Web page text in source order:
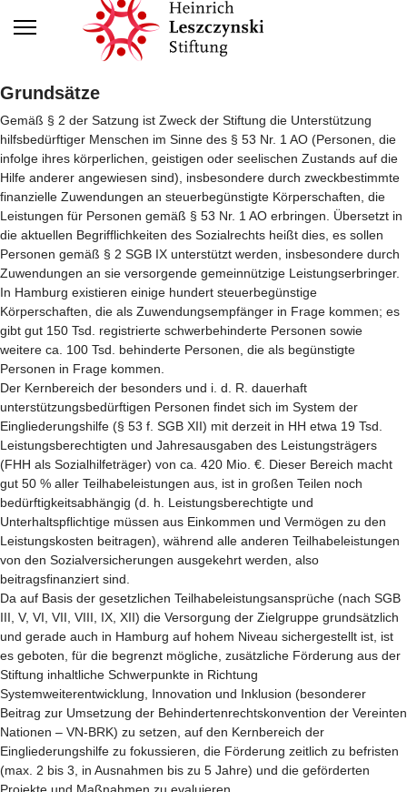
Grundsätze
Gemäß § 2 der Satzung ist Zweck der Stiftung die Unterstützung
hilfsbedürftiger Menschen im Sinne des § 53 Nr. 1 AO (Personen, die
infolge ihres körperlichen, geistigen oder seelischen Zustands auf die
Hilfe anderer angewiesen sind), insbesondere durch zweckbestimmte
finanzielle Zuwendungen an steuerbegünstigte Körperschaften, die
Leistungen für Personen gemäß § 53 Nr. 1 AO erbringen. Übersetzt in
die aktuellen Begrifflichkeiten des Sozialrechts heißt dies, es sollen
Personen gemäß § 2 SGB IX unterstützt werden, insbesondere durch
Zuwendungen an sie versorgende gemeinnützige Leistungserbringer.
In Hamburg existieren einige hundert steuerbegünstige
Körperschaften, die als Zuwendungsempfänger in Frage kommen; es
gibt gut 150 Tsd. registrierte schwerbehinderte Personen sowie
weitere ca. 100 Tsd. behinderte Personen, die als begünstigte
Personen in Frage kommen.
Der Kernbereich der besonders und i. d. R. dauerhaft
unterstützungsbedürftigen Personen findet sich im System der
Eingliederungshilfe (§ 53 f. SGB XII) mit derzeit in HH etwa 19 Tsd.
Leistungsberechtigten und Jahresausgaben des Leistungsträgers
(FHH als Sozialhilfeträger) von ca. 420 Mio. €. Dieser Bereich macht
gut 50 % aller Teilhabeleistungen aus, ist in großen Teilen noch
bedürftigkeitsabhängig (d. h. Leistungsberechtigte und
Unterhaltspflichtige müssen aus Einkommen und Vermögen zu den
Leistungskosten beitragen), während alle anderen Teilhabeleistungen
von den Sozialversicherungen ausgekehrt werden, also
beitragsfinanziert sind.
Da auf Basis der gesetzlichen Teilhabeleistungsansprüche (nach SGB
III, V, VI, VII, VIII, IX, XII) die Versorgung der Zielgruppe grundsätzlich
und gerade auch in Hamburg auf hohem Niveau sichergestellt ist, ist
es geboten, für die begrenzt mögliche, zusätzliche Förderung aus der
Stiftung inhaltliche Schwerpunkte in Richtung
Systemweiterentwicklung, Innovation und Inklusion (besonderer
Beitrag zur Umsetzung der Behindertenrechtskonvention der Vereinten
Nationen – VN-BRK) zu setzen, auf den Kernbereich der
Eingliederungshilfe zu fokussieren, die Förderung zeitlich zu befristen
(max. 2 bis 3, in Ausnahmen bis zu 5 Jahre) und die geförderten